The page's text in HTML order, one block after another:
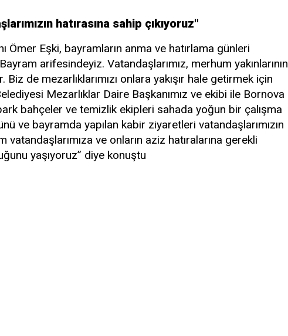
hatırasına sahip çıkıyoruz"
Ömer Eşki, bayramların anma ve hatırlama günleri
arifesindeyiz. Vatandaşlarımız, merhum yakınlarının
Biz de mezarlıklarımızı onlara yakışır hale getirmek için
Mezarlıklar Daire Başkanımız ve ekibi ile Bornova
bahçeler ve temizlik ekipleri sahada yoğun bir çalışma
ve bayramda yapılan kabir ziyaretleri vatandaşlarımızın
vatandaşlarımıza ve onların aziz hatıralarına gerekli
yaşıyoruz” diye konuştu